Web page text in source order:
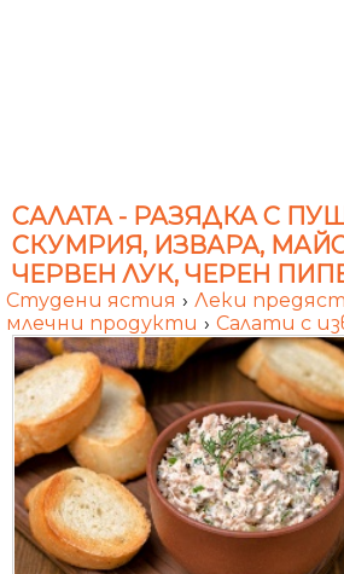
САЛАТА - РАЗЯДКА С
СКУМРИЯ, ИЗВАРА,
ЧЕРВЕН ЛУК, ЧЕРЕН
Студени ястия › Леки
млечни продукти › Салати с